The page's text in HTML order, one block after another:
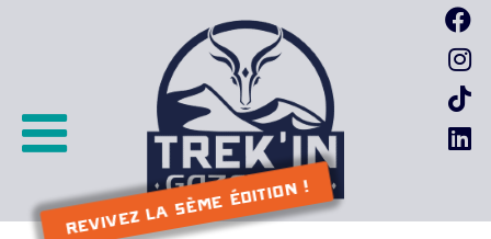
REVIVEZ LA 5ème ÉDITION !